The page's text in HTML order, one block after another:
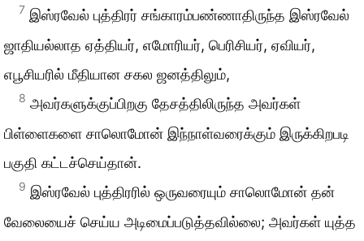
7 இஸ்ரவேல் புத்திரர் சங்காரம்பண்ணாதிருந்த இஸ்ரவேல்
ஜாதியல்லாத ஏத்தியர், எமோரியர், பெரிசியர், ஏவியர்,
எபூசியரில் மீதியான சகல ஜனத்திலும்,
8 அவர்களுக்குப்பிறகு தேசத்திலிருந்த அவர்கள்
பிள்ளைகளை சாலொமோன் இந்நாள்வரைக்கும் இருக்கிறபடி
பகுதி கட்டச்செய்தான்.
9 இஸ்ரவேல் புத்திரரில் ஒருவரையும் சாலொமோன் தன்
வேலையைச் செய்ய அடிமைப்படுத்தவில்லை; அவர்கள் யுத்த